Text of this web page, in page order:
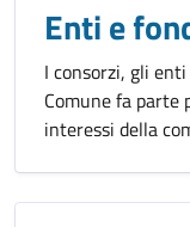
Enti e
I consorzi, gli
Comune fa parte
interessi della